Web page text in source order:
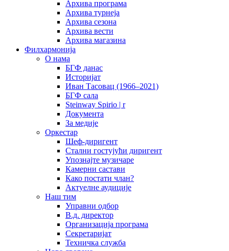
Архива програма
Архива турнеја
Архива сезона
Архива вести
Архива магазина
Филхармонија
О нама
БГФ данас
Историјат
Иван Тасовац (1966–2021)
БГФ сала
Steinway Spirio | r
Документа
За медије
Оркестар
Шеф-диригент
Стални гостујући диригент
Упознајте музичаре
Камерни састави
Како постати члан?
Актуелне аудиције
Наш тим
Управни одбор
В.д. директор
Организација програма
Секретаријат
Техничка служба